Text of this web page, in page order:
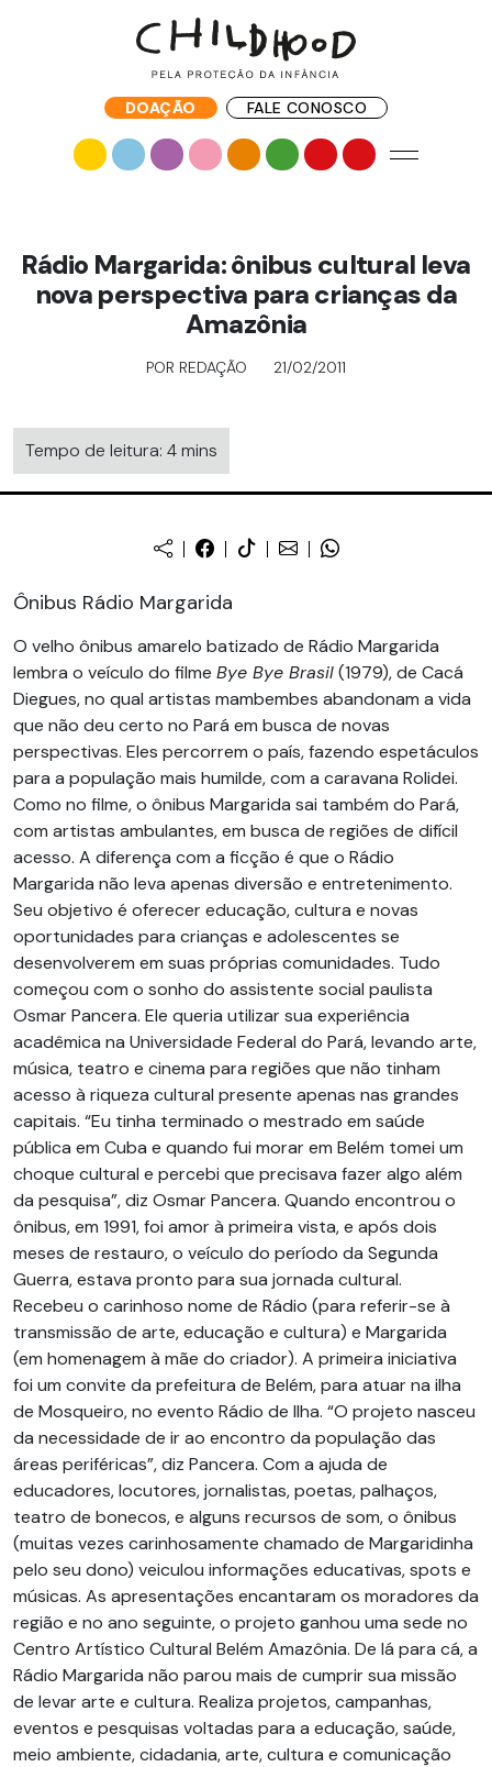
DOAÇÃO FALE CONOSCO
Rádio Margarida: ônibus cultural leva
nova perspectiva para crianças da
Amazônia
POR REDAÇÃO 21/02/2011
Tempo de leitura: 4 mins
Ônibus Rádio Margarida
O velho ônibus amarelo batizado de Rádio Margarida
lembra o veículo do filme Bye Bye Brasil(1979), de Cacá
Diegues, no qual artistas mambembes abandonam a vida
que não deu certo no Pará em busca de novas
perspectivas. Eles percorrem o país, fazendo espetáculos
para a população mais humilde, com a caravana Rolidei.
Como no filme, o ônibus Margarida sai também do Pará,
com artistas ambulantes, em busca de regiões de difícil
acesso. A diferença com a ficção é que o Rádio
Margarida não leva apenas diversão e entretenimento.
Seu objetivo é oferecer educação, cultura e novas
oportunidades para crianças e adolescentes se
desenvolverem em suas próprias comunidades. Tudo
começou com o sonho do assistente social paulista
Osmar Pancera. Ele queria utilizar sua experiência
acadêmica na Universidade Federal do Pará, levando arte,
música, teatro e cinema para regiões que não tinham
acesso à riqueza cultural presente apenas nas grandes
capitais. “Eu tinha terminado o mestrado em saúde
pública em Cuba e quando fui morar em Belém tomei um
choque cultural e percebi que precisava fazer algo além
da pesquisa”, diz Osmar Pancera. Quando encontrou o
ônibus, em 1991, foi amor à primeira vista, e após dois
meses de restauro, o veículo do período da Segunda
Guerra, estava pronto para sua jornada cultural.
Recebeu o carinhoso nome de Rádio (para referir-se à
transmissão de arte, educação e cultura) e Margarida
(em homenagem à mãe do criador). A primeira iniciativa
foi um convite da prefeitura de Belém, para atuar na ilha
de Mosqueiro, no evento Rádio de Ilha. “O projeto nasceu
da necessidade de ir ao encontro da população das
áreas periféricas”, diz Pancera. Com a ajuda de
educadores, locutores, jornalistas, poetas, palhaços,
teatro de bonecos, e alguns recursos de som, o ônibus
(muitas vezes carinhosamente chamado de Margaridinha
pelo seu dono) veiculou informações educativas, spots e
músicas. As apresentações encantaram os moradores da
região e no ano seguinte, o projeto ganhou uma sede no
Centro Artístico Cultural Belém Amazônia. De lá para cá, a
Rádio Margarida não parou mais de cumprir sua missão
de levar arte e cultura. Realiza projetos, campanhas,
eventos e pesquisas voltadas para a educação, saúde,
meio ambiente, cidadania, arte, cultura e comunicação